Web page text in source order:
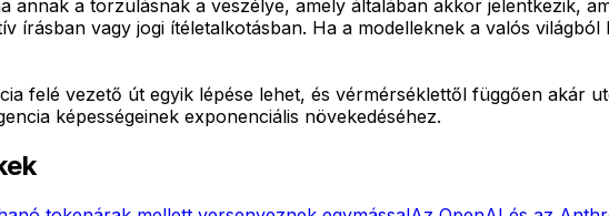
annak a torzulásnak a veszélye, amely általában akkor jelentkezik,
írásban vagy jogi ítéletalkotásban. Ha a modelleknek a valós
felé vezető út egyik lépése lehet, és vérmérséklettől függően akár
képességeinek exponenciális növekedéséhez.